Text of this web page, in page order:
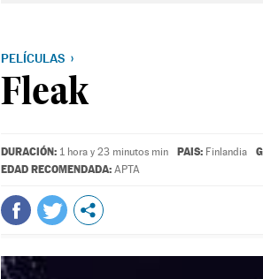
PELÍCULAS
Fleak
DURACIÓN: 1 hora y 23 minutos min PAIS: Finlandia
EDAD RECOMENDADA: APTA